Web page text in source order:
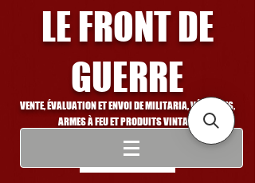
LE FRONT DE
GUERRE
VENTE, ÉVALUATION ET ENVOI DE MILITARIA, VÉHICULES,
ARMES À FEU ET PRODUITS VINTAGE
Se connecter